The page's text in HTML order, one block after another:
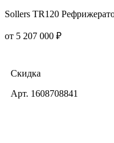
Sollers TR120
от 5 207 000 ₽
Скидка
Арт. 1608708841